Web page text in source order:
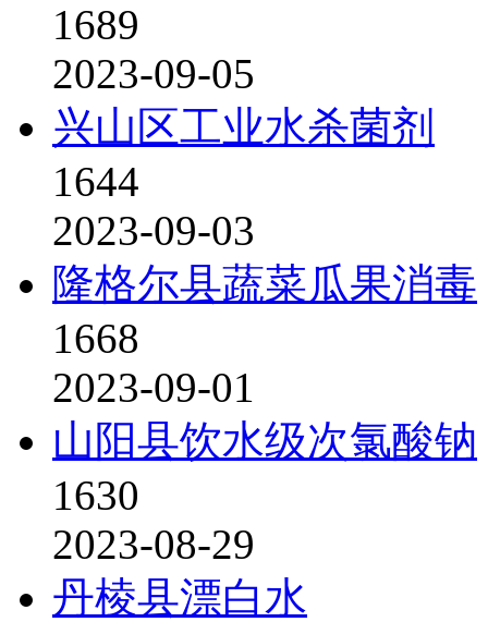
1689
2023-09-05
兴山区工业水杀菌剂
1644
2023-09-03
隆格尔县蔬菜瓜果消毒
1668
2023-09-01
山阳县饮水级次氯酸钠
1630
2023-08-29
丹棱县漂白水